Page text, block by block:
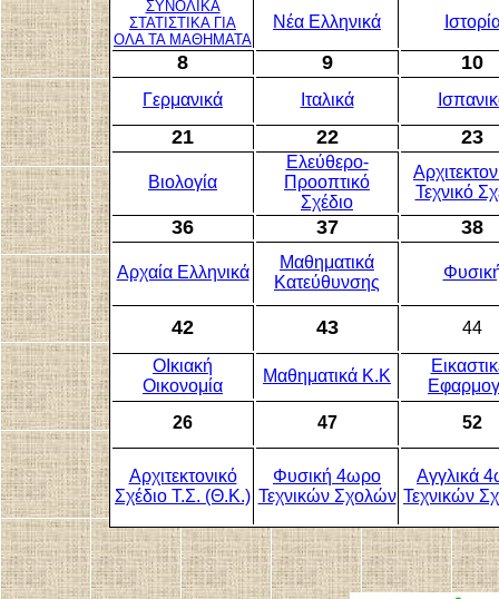
ΣΥΝΟΛΙΚΑ
ΣΤΑΤΙΣΤΙΚΑ ΓΙΑ
ΟΛΑ ΤΑ ΜΑΘΗΜΑΤΑ
Νέα Ελληνικά
8 9 10
Γερμανικά Ιταλικά
21 22 23
Βιολογία
Ελεύθερο-
Προοπτικό
Σχέδιο
Τεχνικό
36 37 38
Αρχαία Ελληνικά
Μαθηματικά
Κατεύθυνσης
42 43
44
ΟΙκιακή
Οικονομία
Μαθηματικά Κ.Κ
26
47 52
Αρχιτεκτονικό
Σχέδιο Τ.Σ. (Θ.Κ.)
Φυσική 4ωρο
Τεχνικών Σχολών
Αγγλικά
Τεχνικών